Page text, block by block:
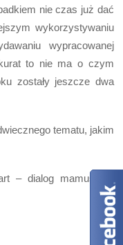
nie czas już dać
wykorzystywaniu
wypracowanej
to nie ma o czym
zostały jeszcze dwa
tematu, jakim
– dialog mamuśki z